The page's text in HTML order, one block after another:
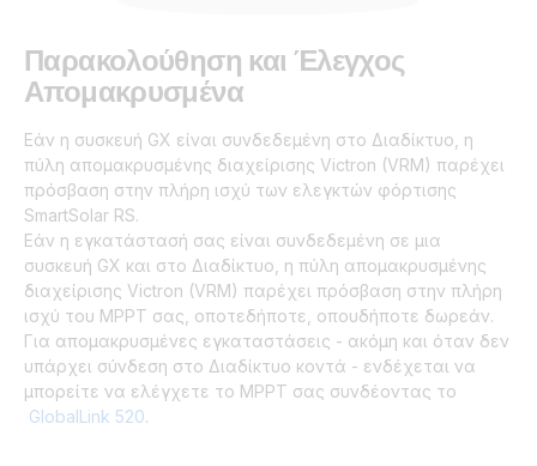
Παρακολούθηση και Έλεγχος
Απομακρυσμένα
Εάν η συσκευή GX είναι συνδεδεμένη στο Διαδίκτυο, η
πύλη απομακρυσμένης διαχείρισης Victron (VRM) παρέχει
πρόσβαση στην πλήρη ισχύ των ελεγκτών φόρτισης
SmartSolar RS.
Εάν η εγκατάστασή σας είναι συνδεδεμένη σε μια
συσκευή GX και στο Διαδίκτυο, η πύλη απομακρυσμένης
διαχείρισης Victron (VRM) παρέχει πρόσβαση στην πλήρη
ισχύ του MPPT σας, οποτεδήποτε, οπουδήποτε δωρεάν.
Για απομακρυσμένες εγκαταστάσεις - ακόμη και όταν δεν
υπάρχει σύνδεση στο Διαδίκτυο κοντά - ενδέχεται να
μπορείτε να ελέγχετε το MPPT σας συνδέοντας το
GlobalLink 520.